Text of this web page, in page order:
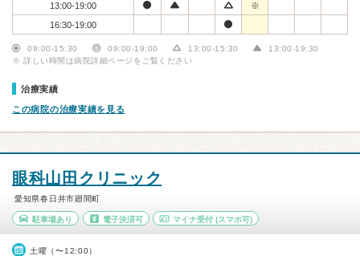
13:00-19:00
※
16:30-19:00
09:00-15:30 09:00-19:00 13:00-15:30
13:00-19:30
※ 詳しい時間は病院詳細ページをご覧ください
治療実績
この病院の治療実績を見る
眼科山田クリニック
愛知県春日井市廻間町
駐車場あり 電子決済可 マイナ受付 (スマホ可)
土曜（〜12:00）